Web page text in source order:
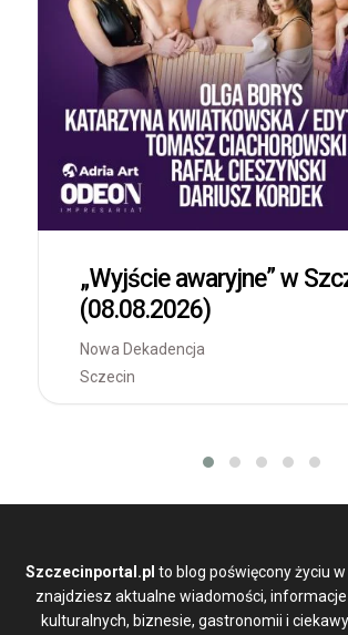
„Wyjście awaryjne” w
(08.08.2026)
Nowa Dekadencja
Sczecin
Szczecinportal.pl to blog poświęcony życiu
znajdziesz aktualne wiadomości,
kulturalnych, biznesie, gastronomii i